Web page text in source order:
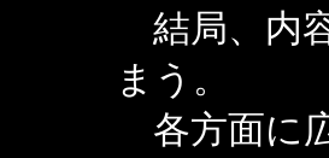
結局、内
まう。
各方面に